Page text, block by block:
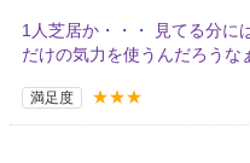
1人芝居か・・・ 見てる分に
だけの気力を使うんだろうな
満足度 ★★★